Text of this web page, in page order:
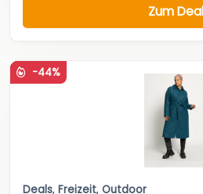
Zum Deal
-44%
Deals, Freizeit, Outdoor